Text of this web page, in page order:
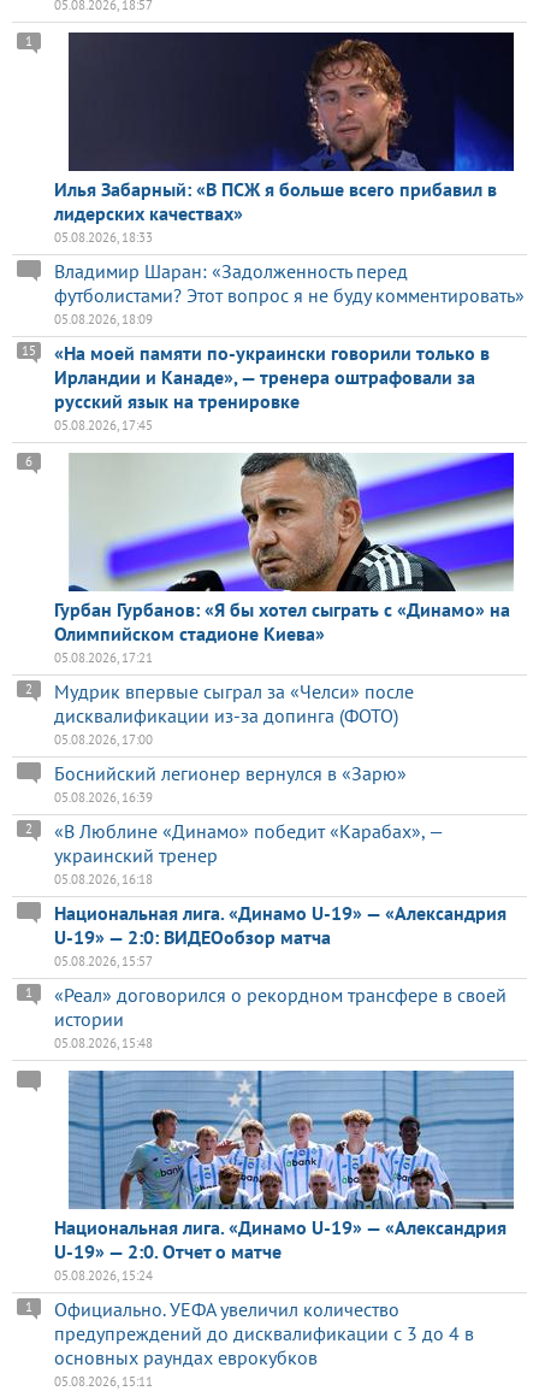
05.08.2026, 18:57
Илья Забарный: «В ПСЖ я больше всего прибавил в
лидерских качествах»
1
05.08.2026, 18:33
Владимир Шаран: «Задолженность перед
футболистами? Этот вопрос я не буду комментировать»
05.08.2026, 18:09
«На моей памяти по-украински говорили только в
Ирландии и Канаде», — тренера оштрафовали за
русский язык на тренировке
15
05.08.2026, 17:45
Гурбан Гурбанов: «Я бы хотел сыграть с «Динамо» на
Олимпийском стадионе Киева»
6
05.08.2026, 17:21
Мудрик впервые сыграл за «Челси» после
дисквалификации из-за допинга (ФОТО)
2
05.08.2026, 17:00
Боснийский легионер вернулся в «Зарю»
05.08.2026, 16:39
«В Люблине «Динамо» победит «Карабах», —
украинский тренер
2
05.08.2026, 16:18
Национальная лига. «Динамо U-19» — «Александрия
U-19» — 2:0: ВИДЕОобзор матча
05.08.2026, 15:57
«Реал» договорился о рекордном трансфере в своей
истории
1
05.08.2026, 15:48
Национальная лига. «Динамо U-19» — «Александрия
U-19» — 2:0. Отчет о матче
05.08.2026, 15:24
Официально. УЕФА увеличил количество
предупреждений до дисквалификации с 3 до 4 в
основных раундах еврокубков
1
05.08.2026, 15:11